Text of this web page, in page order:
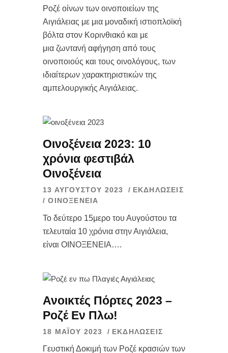
Ροζέ οίνων των οινοποιείων της
Αιγιάλειας με μια μοναδική ιστιοπλοϊκή
βόλτα στον Κορινθιακό και με
μια ζωντανή αφήγηση από τους
οινοποιούς και τους οινολόγους, των
ιδιαίτερων χαρακτηριστικών της
αμπελουργικής Αιγιάλειας.
Οινοξένεια 2023: 10
χρόνια φεστιβάλ
Οινοξένεια
13 ΑΥΓΟΎΣΤΟΥ 2023
ΕΚΔΗΛΏΣΕΙΣ
/ΟΙΝΟΞΈΝΕΙΑ
Το δεύτερο 15μερο του Αυγούστου τα
τελευταία 10 χρόνια στην Αιγιάλεια,
είναι ΟΙΝΟΞΕΝΕΙΑ….
Ανοικτές Πόρτες 2023 –
Ροζέ Εν Πλω!
18 ΜΑΪ́ΟΥ 2023 ΕΚΔΗΛΏΣΕΙΣ
Γευστική Δοκιμή των Ροζέ κρασιών των